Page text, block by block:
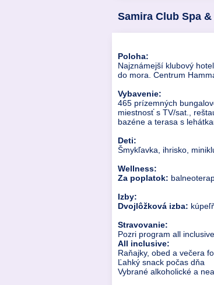
Samira Club Spa
Poloha:
Najznámejší klubový
do mora. Centrum
Vybavenie:
465 prízemných
miestnosť s TV/sat.,
bazéne a terasa s
Deti:
Šmykľavka, ihrisko,
Wellness:
Za poplatok:
Izby:
Dvojlôžková izba:
Stravovanie:
Pozri program all inclusive.
All inclusive:
Raňajky, obed a večera
Ľahký snack počas dňa
Vybrané alkoholické a